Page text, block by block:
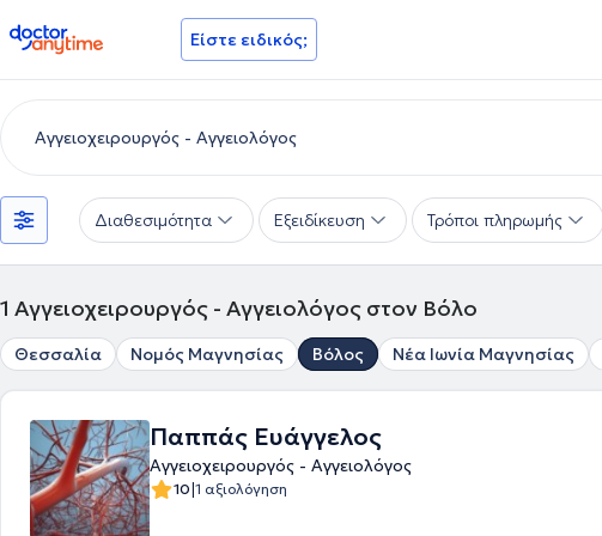
doctoranytime Είστε ειδικός;
Διαθεσιμότητα Εξειδίκευση Τρόποι πληρωμής
1 Αγγειοχειρουργός - Αγγειολόγος στον Βόλο
Θεσσαλία Νομός Μαγνησίας Βόλος Νέα Ιωνία Μαγνησίας
Παππάς Ευάγγελος
Αγγειοχειρουργός - Αγγειολόγος
10|1 αξιολόγηση